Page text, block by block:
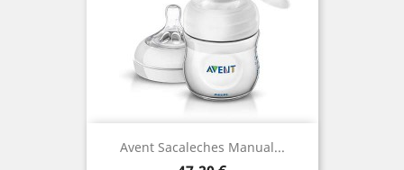
Avent Sacaleches Manual...